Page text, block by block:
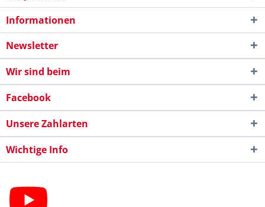
Informationen
Newsletter
Wir sind beim
Facebook
Unsere Zahlarten
Wichtige Info